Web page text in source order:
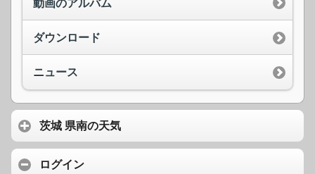
動画のアルバム
ダウンロード
ニュース
茨城 県南の天気
ログイン